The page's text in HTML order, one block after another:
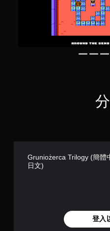
Gruniożerca Trilogy (簡體
日文)
登入